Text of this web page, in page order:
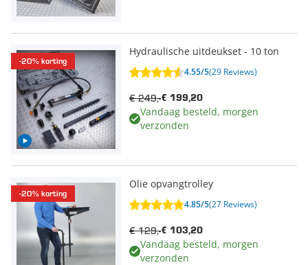
-20% korting
Hydraulische uitdeukset - 10 ton
4.55/5(29 Reviews)
€ 199,20
€ 249,-
Vandaag besteld, morgen
verzonden
-20% korting
Olie opvangtrolley
4.85/5(27 Reviews)
€ 103,20
€ 129,-
Vandaag besteld, morgen
verzonden